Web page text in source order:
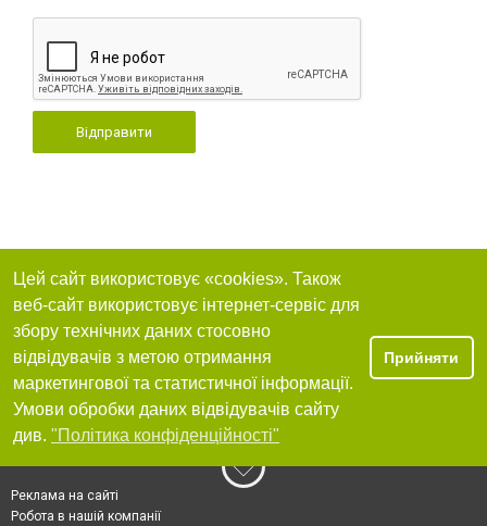
Відправити
Цей сайт використовує «cookies». Також
веб-сайт використовує інтернет-сервіс для
збору технічних даних стосовно
відвідувачів з метою отримання
маркетингової та статистичної інформації.
Умови обробки даних відвідувачів сайту
див. "Політика конфіденційності"
Прийняти
Реклама на сайті
Робота в нашій компанії